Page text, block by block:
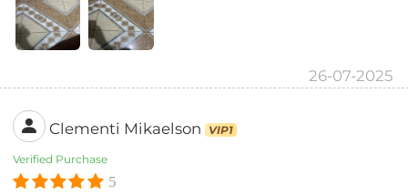
26-07-2025
Clementi Mikaelson VIP1
Verified Purchase
5